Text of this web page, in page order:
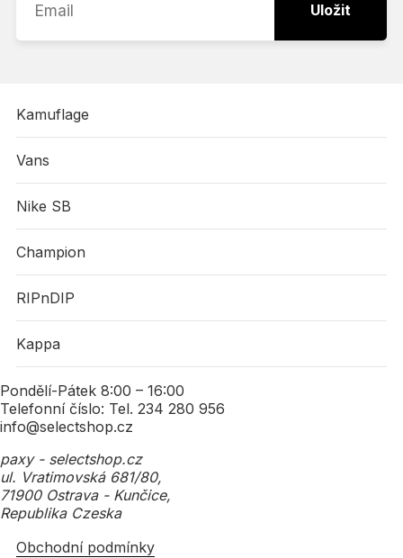
Uložit
Kamuflage
Vans
Nike SB
Champion
RIPnDIP
Kappa
Pondělí-Pátek 8:00 – 16:00
Telefonní číslo: Tel. 234 280 956
info@selectshop.cz
paxy - selectshop.cz
ul. Vratimovská 681/80,
71900 Ostrava - Kunčice,
Republika Czeska
Obchodní podmínky